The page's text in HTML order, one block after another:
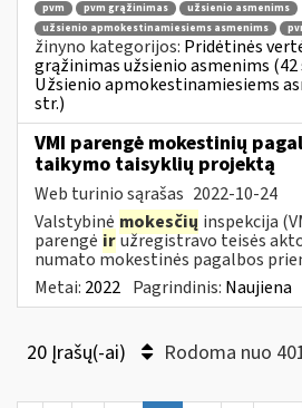
pvm pvm grąžinimas
užsienio asmenims
užsienio apmokestinamiesiems asmenims
žinyno kategorijos: Pridėtinės
grąžinimas užsienio asmenims (42
Užsienio apmokestinamiesiems
str.)
VMI parengė mokestinių
taikymo taisyklių projektą
Web turinio sąrašas 2022-10-24
Valstybinė mokesčių inspekcija
parengė iružregistravo teisės
numato mokestinės pagalbos
Metai: 2022 Pagrindinis: Naujiena
20 Įrašų(-ai) Rodoma nuo